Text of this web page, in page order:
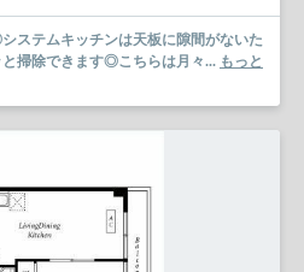
ステムキッチンは天板に隙間がないた
掃除できます◎こちらは月々... もっと